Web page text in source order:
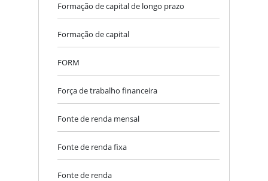
Formação de capital de longo prazo
Formação de capital
FORM
Força de trabalho financeira
Fonte de renda mensal
Fonte de renda fixa
Fonte de renda